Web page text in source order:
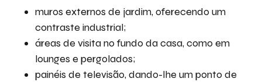
muros externos de jardim, oferecendo um
contraste industrial;
áreas de visita no fundo da casa, como em
lounges e pergolados;
painéis de televisão, dando-lhe um ponto de